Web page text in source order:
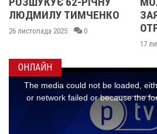
ЗАЯВКИ У ДІЇ НА
ОТРИМАННЯ 1000 ГРН
ОНЛАЙН